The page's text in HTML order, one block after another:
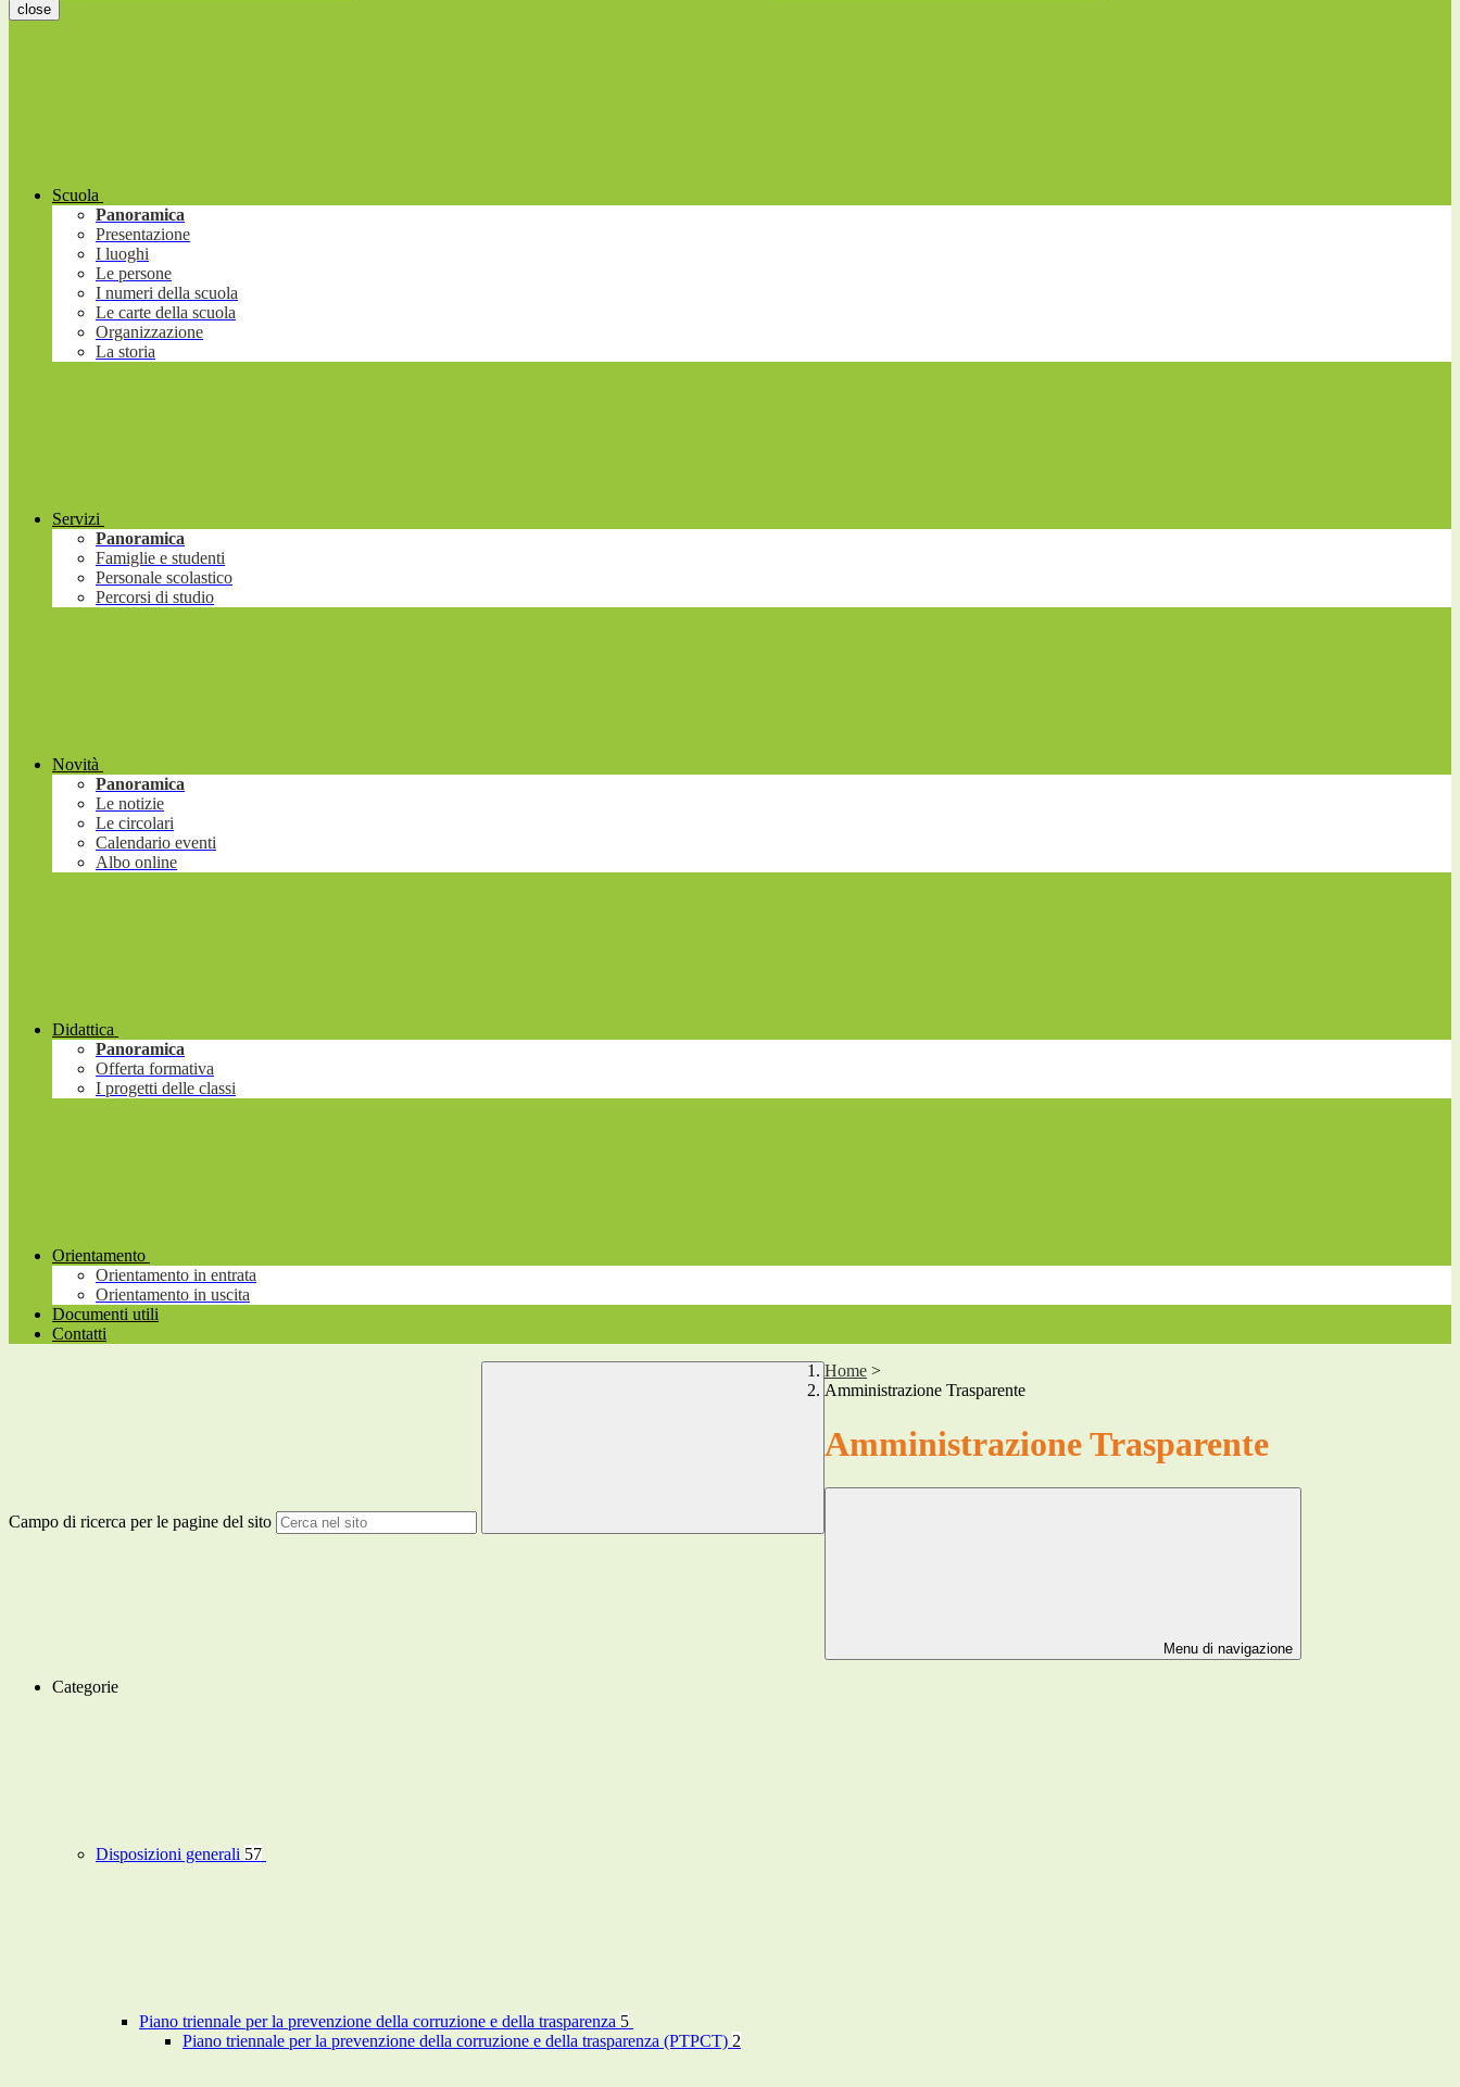
close
Scuola
Panoramica
Presentazione
I luoghi
Le persone
I numeri della scuola
Le carte della scuola
Organizzazione
La storia
Servizi
Panoramica
Famiglie e studenti
Personale scolastico
Percorsi di studio
Novità
Panoramica
Le notizie
Le circolari
Calendario eventi
Albo online
Didattica
Panoramica
Offerta formativa
I progetti delle classi
Orientamento
Orientamento in entrata
Orientamento in uscita
Documenti utili
Contatti
Campo di ricerca per le pagine del sito
Home >
Amministrazione Trasparente
Amministrazione Trasparente
Menu di navigazione
Categorie
Disposizioni generali 57
Piano triennale per la prevenzione della corruzione e della trasparenza 5
Piano triennale per la prevenzione della corruzione e della trasparenza (PTPCT) 2